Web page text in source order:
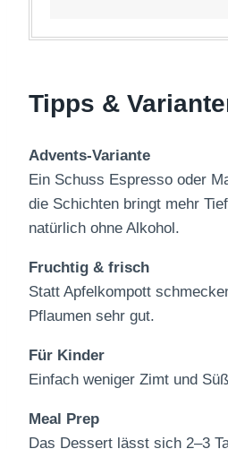
Tipps &
Advents-Variante
Ein Schuss Espresso oder
die Schichten bringt mehr
natürlich ohne Alkohol.
Fruchtig & frisch
Statt Apfelkompott
Pflaumen sehr gut.
Für Kinder
Einfach weniger Zimt und
Meal Prep
Das Dessert lässt sich 2–3